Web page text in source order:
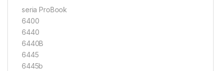
seria ProBook
6400
6440
6440B
6445
6445b